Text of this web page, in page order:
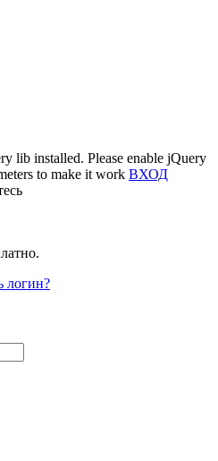
lib installed. Please enable jQuery
to make it work ВХОД
логин?